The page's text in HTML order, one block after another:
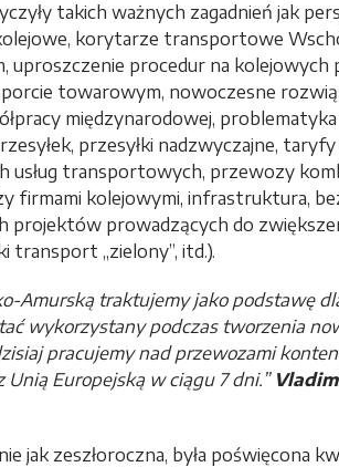
takich ważnych zagadnień jak
korytarze transportowe
uproszczenie procedur na kolejowych
towarowym, nowoczesne
międzynarodowej,
przesyłki nadzwyczajne, taryfy
usług transportowych, przewozy
firmami kolejowymi, infrastruktura,
projektów prowadzących do
transport „zielony”, itd.).
Amurską traktujemy jako podstawę
wykorzystany podczas tworzenia
pracujemy nad przewozami
Europejską w ciągu 7 dni.”
jak zeszłoroczna, była poświęcona